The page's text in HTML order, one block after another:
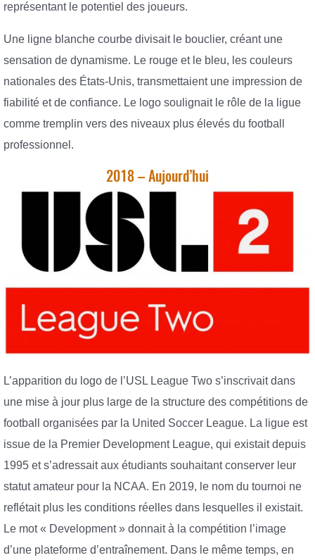
représentant le potentiel des joueurs.
Une ligne blanche courbe divisait le bouclier, créant une
sensation de dynamisme. Le rouge et le bleu, les couleurs
nationales des États-Unis, transmettaient une impression de
fiabilité et de confiance. Le logo soulignait le rôle de la ligue
comme tremplin vers des niveaux plus élevés du football
professionnel.
2018 – Aujourd’hui
L’apparition du logo de l’USL League Two s’inscrivait dans
une mise à jour plus large de la structure des compétitions de
football organisées par la United Soccer League. La ligue est
issue de la Premier Development League, qui existait depuis
1995 et s’adressait aux étudiants souhaitant conserver leur
statut amateur pour la NCAA. En 2019, le nom du tournoi ne
reflétait plus les conditions réelles dans lesquelles il existait.
Le mot « Development » donnait à la compétition l’image
d’une plateforme d’entraînement. Dans le même temps, en